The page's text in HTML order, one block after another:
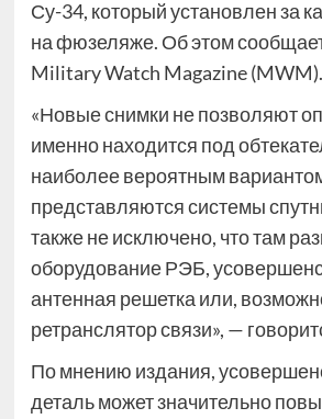
Су-34, который установлен за
на фюзеляже. Об этом
Military Watch Magazine (MWM).
«Новые снимки не позволяют
именно находится под
наиболее вероятным
представляются системы
также не исключено, что там
оборудование РЭБ,
антенная решетка или,
ретранслятор связи», —
По мнению издания,
деталь может значительно